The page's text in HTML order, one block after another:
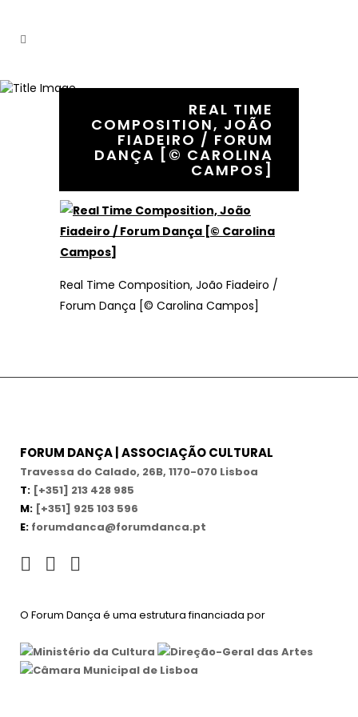
REAL TIME
COMPOSITION, JOÃO
FIADEIRO / FORUM
DANÇA [© CAROLINA
CAMPOS]
20 June, 2023 In
Real Time Composition, João Fiadeiro / Forum
Real Time Composition, João Fiadeiro /
Forum Dança [© Carolina Campos]
FORUM DANÇA | ASSOCIAÇÃO CULTURAL
Travessa do Calado, 26B, 1170-070 Lisboa
T: [+351] 213 428 985
M: [+351] 925 103 596
E: forumdanca@forumdanca.pt
O Forum Dança é uma estrutura financiada por